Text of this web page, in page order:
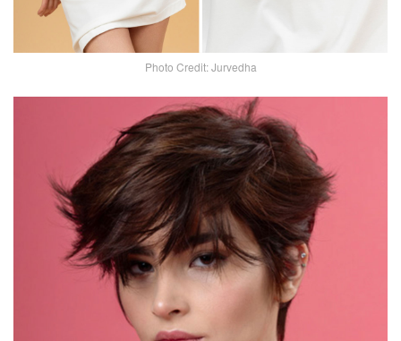
Photo Credit: Jurvedha